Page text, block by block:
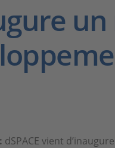
dSPACE vient